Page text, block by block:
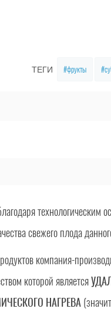
ТЕГИ фрукты
технологическим
свежего плода
компания-
которой является
НАГРЕВА